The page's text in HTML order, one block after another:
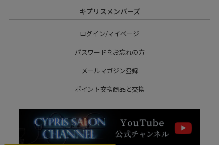
キプリスメンバーズ
ログイン/マイページ
パスワードをお忘れの方
メールマガジン登録
ポイント交換商品と交換